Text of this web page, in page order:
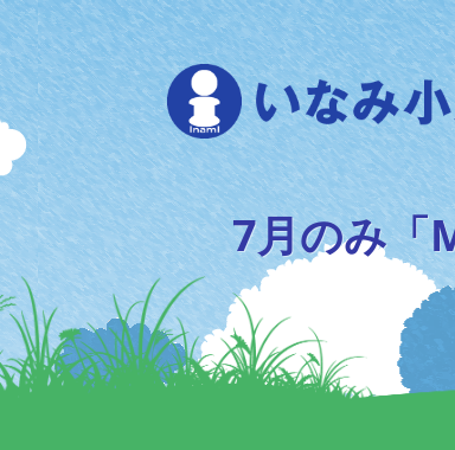
Skip
to
content
7月のみ「